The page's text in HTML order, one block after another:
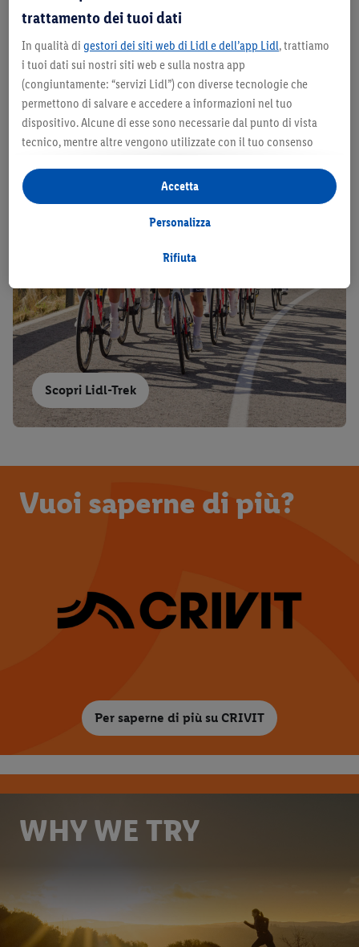
Hungry for Moments
Lidl Trek
Scopri Lidl-Trek
Per saperne di più su CRIVIT
Vuoi saperne di più?
WHY WE TRY
trattamento dei tuoi dati
In qualità di gestori dei siti web di Lidl e dell’app Lidl, trattiamo
i tuoi dati sui nostri siti web e sulla nostra app
(congiuntamente: “servizi Lidl”) con diverse tecnologie che
permettono di salvare e accedere a informazioni nel tuo
dispositivo. Alcune di esse sono necessarie dal punto di vista
tecnico, mentre altre vengono utilizzate con il tuo consenso
statistiche o per realizzare pubblicità personalizzate all’interno
e all’esterno dei servizi Lidl. Se partecipi al programma Lidl Plus,
per tali finalità vengono trattati anche dati riguardanti il tuo
Selezionando “Personalizza” puoi consentire solo alcune
dati.
Cliccando su “Rifiuta” puoi consentire solo l’impiego di
tecnologie necessarie. Cliccando su “Accetta” acconsenti a tutti
i trattamenti per tutte le finalità sopra menzionate. Nelle nostre
disposizioni sulla protezione dei datitrovi ulteriori
informazioni, anche in relazione al periodo di conservazione
dei dati e al tuo diritto di revocare il consenso in qualsiasi
momento con effetto per il futuro.Le note legali sono
Rifiuta
Personalizza
Accetta